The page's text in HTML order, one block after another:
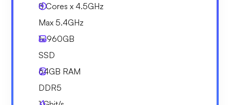
8 Cores x 4.5GHz
Max 5.4GHz
1x960GB
SSD
64GB RAM
DDR5